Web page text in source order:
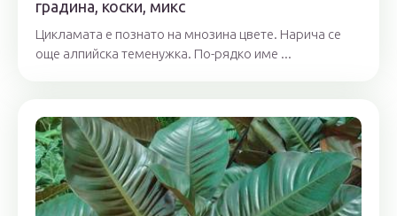
градина, коски, микс
Цикламата е познато на мнозина цвете. Нарича се
още алпийска теменужка. По-рядко име ...